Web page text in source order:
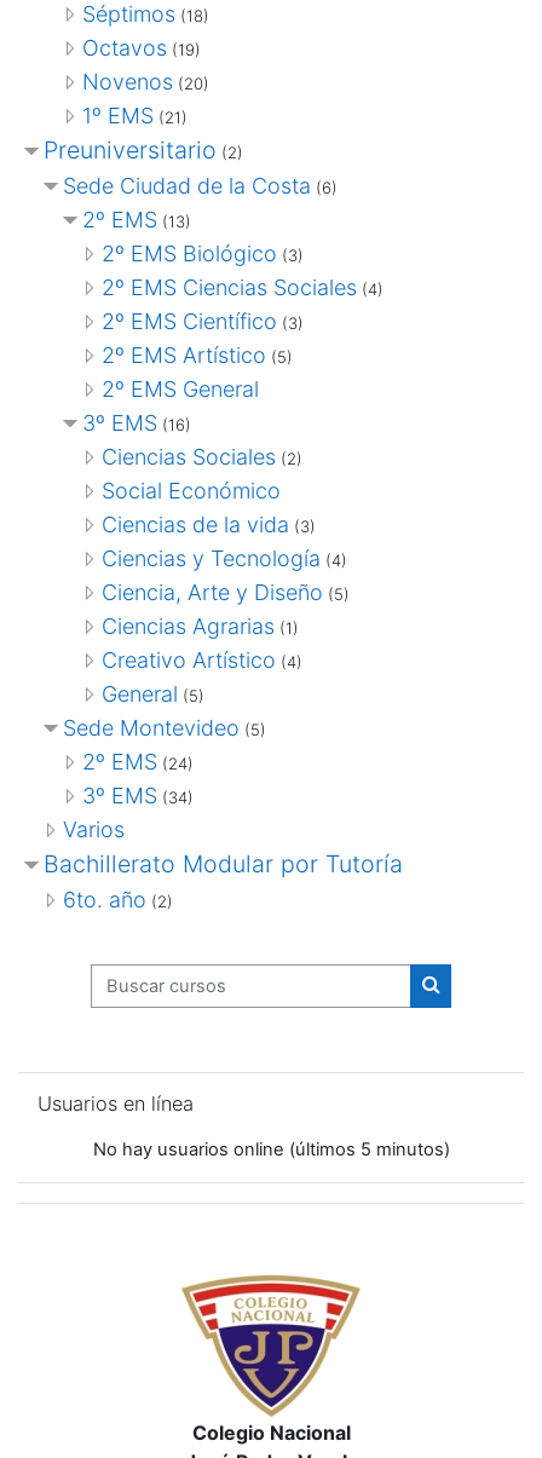
Séptimos (18)
Octavos (19)
Novenos (20)
1º EMS (21)
Preuniversitario (2)
Sede Ciudad de la Costa (6)
2º EMS (13)
2º EMS Biológico (3)
2º EMS Ciencias Sociales (4)
2º EMS Científico (3)
2º EMS Artístico (5)
2º EMS General
3º EMS (16)
Ciencias Sociales (2)
Social Económico
Ciencias de la vida (3)
Ciencias y Tecnología (4)
Ciencia, Arte y Diseño (5)
Ciencias Agrarias (1)
Creativo Artístico (4)
General (5)
Sede Montevideo (5)
2º EMS (24)
3º EMS (34)
Varios
Bachillerato Modular por Tutoría
6to. año (2)
Buscar cursos
Buscar
Usuarios en línea
No hay usuarios online (últimos 5 minutos)
Colegio Nacional